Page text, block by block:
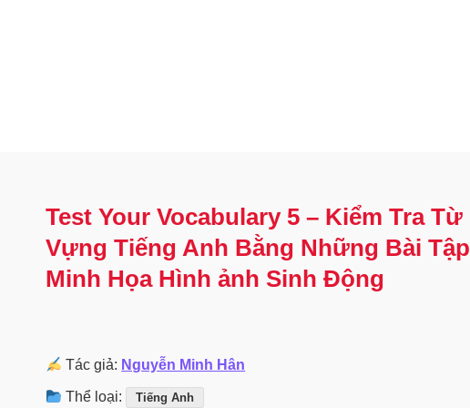
Test Your Vocabulary 5 – Kiểm Tra Từ
Vựng Tiếng Anh Bằng Những Bài Tập
Minh Họa Hình ảnh Sinh Động
Tác giả: Nguyễn Minh Hân
Thể loại: Tiếng Anh